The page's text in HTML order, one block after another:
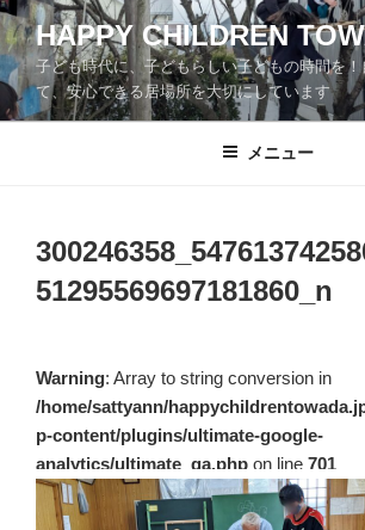
コ
ン
テ
ン
ツ
HAPPY CHILDREN
子ども時代に、子どもらしい子どもの時間を
て、安心できる居場所を大切にしています
メニュー
51295569697181860_n
Warning: Array to string conversion in
/home/sattyann/
p-content/plugins/ultimate-google-
analytics/ultimate_ga.php on line 701